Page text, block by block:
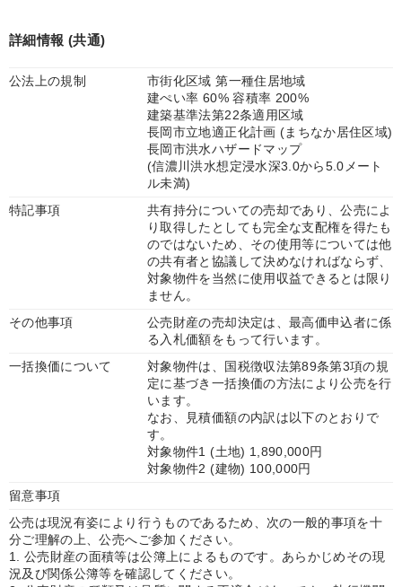
詳細情報 (共通)
公法上の規制
市街化区域 第一種住居地域
建ぺい率 60% 容積率 200%
建築基準法第22条適用区域
長岡市立地適正化計画 (まちなか居住区域)
長岡市洪水ハザードマップ
(信濃川洪水想定浸水深3.0から5.0メート
ル未満)
特記事項
共有持分についての売却であり、公売によ
り取得したとしても完全な支配権を得たも
のではないため、その使用等については他
の共有者と協議して決めなければならず、
対象物件を当然に使用収益できるとは限り
ません。
その他事項
公売財産の売却決定は、最高価申込者に係
る入札価額をもって行います。
一括換価について
対象物件は、国税徴収法第89条第3項の規
定に基づき一括換価の方法により公売を行
います。
なお、見積価額の内訳は以下のとおりで
す。
対象物件1 (土地) 1,890,000円
対象物件2 (建物) 100,000円
留意事項
公売は現況有姿により行うものであるため、次の一般的事項を十
分ご理解の上、公売へご参加ください。
1. 公売財産の面積等は公簿上によるものです。あらかじめその現
況及び関係公簿等を確認してください。